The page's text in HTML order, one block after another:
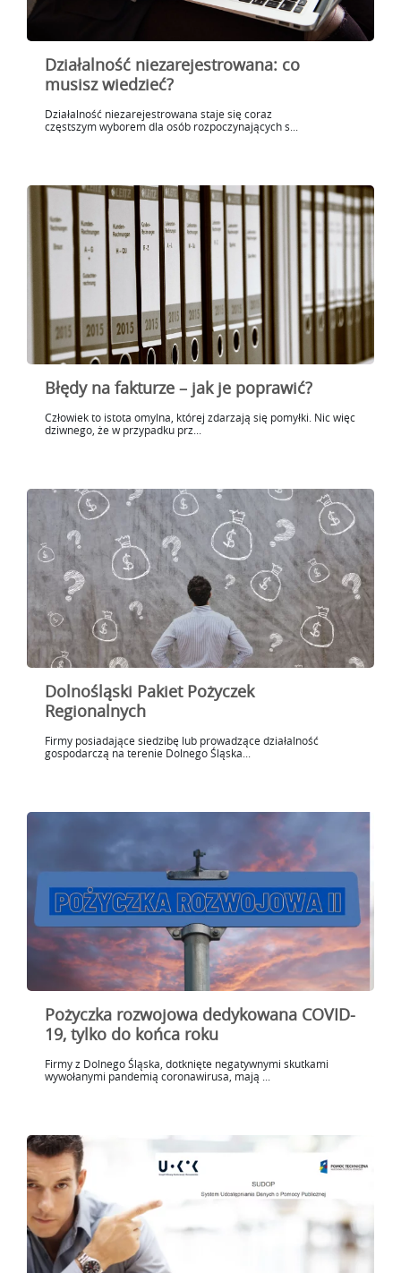
Działalność niezarejestrowana: co
musisz wiedzieć?
Działalność niezarejestrowana staje się coraz
częstszym wyborem dla osób rozpoczynających s...
Błędy na fakturze – jak je poprawić?
Człowiek to istota omylna, której zdarzają się pomyłki. Nic więc
dziwnego, że w przypadku prz...
Dolnośląski Pakiet Pożyczek
Regionalnych
Firmy posiadające siedzibę lub prowadzące działalność
gospodarczą na terenie Dolnego Śląska...
Pożyczka rozwojowa dedykowana COVID-
19, tylko do końca roku
Firmy z Dolnego Śląska, dotknięte negatywnymi skutkami
wywołanymi pandemią coronawirusa, mają ...